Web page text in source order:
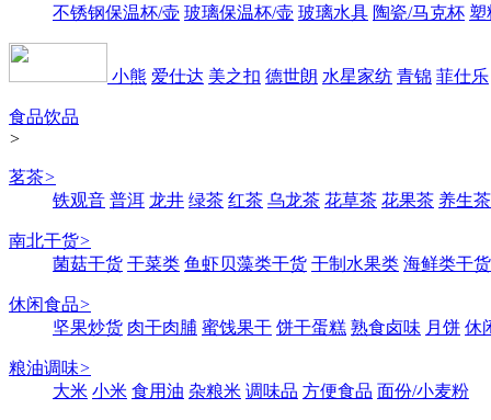
不锈钢保温杯/壶 玻璃保温杯/壶 玻璃水具 陶瓷/马克杯 塑
小熊 爱仕达 美之扣 德世朗 水星家纺 青锦 菲仕乐
食品饮品
>
茗茶>
铁观音 普洱 龙井 绿茶 红茶 乌龙茶 花草茶 花果茶 养生茶
南北干货>
菌菇干货 干菜类 鱼虾贝藻类干货 干制水果类 海鲜类干货
休闲食品>
坚果炒货 肉干肉脯 蜜饯果干 饼干蛋糕 熟食卤味 月饼 休
粮油调味>
大米 小米 食用油 杂粮米 调味品 方便食品 面份/小麦粉